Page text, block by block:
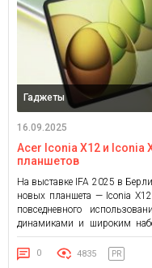
Гаджеты
16.09.2025
Acer Iconia X12 и Iconia
планшетов
На выставке IFA 2025 в
новых планшета — Iconia
повседневного
динамиками и широким
характеристики.
X12 получил 12,6-дюймовый
0 4835 PR